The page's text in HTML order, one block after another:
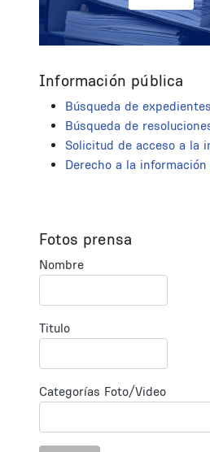
Información pública
Búsqueda de expedientes
Búsqueda de
Solicitud de acceso a la
Derecho a la
Fotos prensa
Nombre
Titulo
Categorías Foto/Video